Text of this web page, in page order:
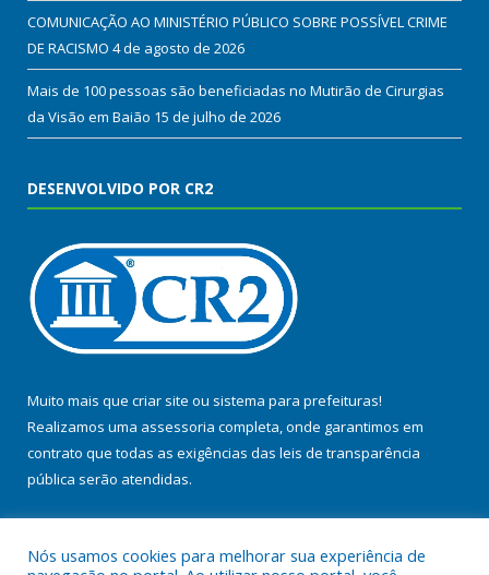
COMUNICAÇÃO AO MINISTÉRIO PÚBLICO SOBRE POSSÍVEL CRIME
DE RACISMO 4 de agosto de 2026
Mais de 100 pessoas são beneficiadas no Mutirão de Cirurgias
da Visão em Baião 15 de julho de 2026
DESENVOLVIDO POR CR2
Muito mais que criar site ou sistema para prefeituras!
Realizamos uma assessoria completa, onde garantimos em
contrato que todas as exigências das leis de transparência
pública serão atendidas.
Nós usamos cookies para melhorar sua experiência de